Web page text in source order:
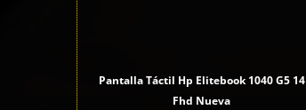
Pantalla Táctil Hp Elitebook 1040 G5 14
Fhd Nueva